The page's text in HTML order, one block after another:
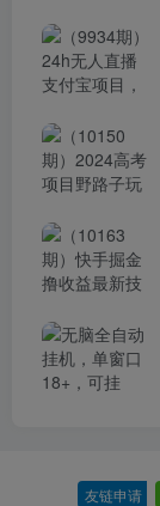
友链申请